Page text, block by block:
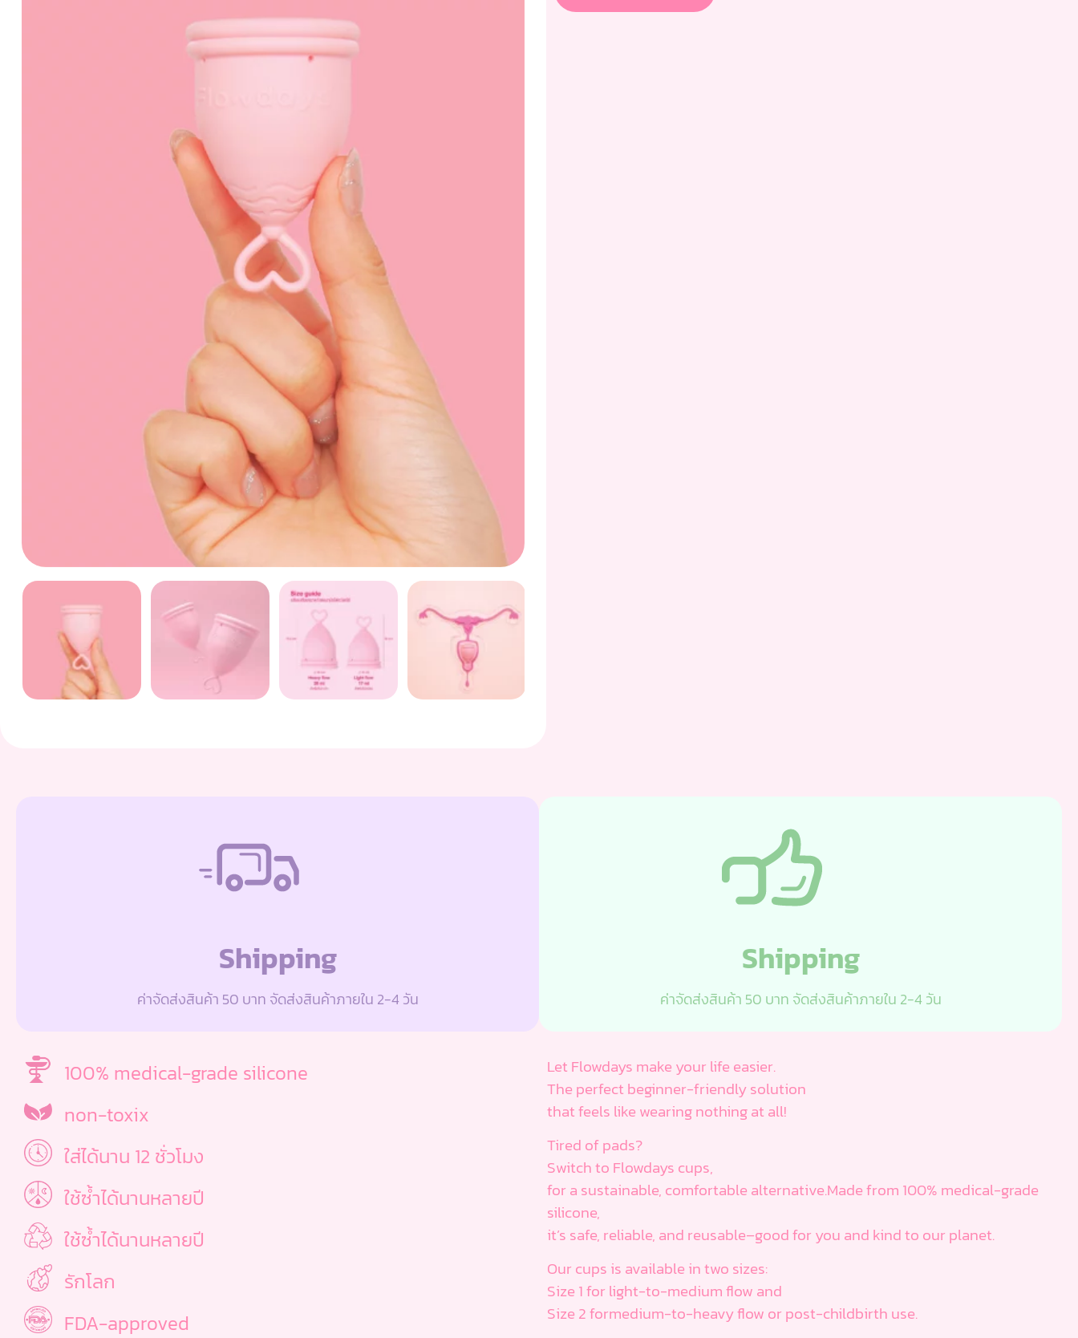
Shipping
ค่าจัดส่งสินค้า 50 บาท จัดส่งสินค้าภายใน 2-4 วัน
Shipping
ค่าจัดส่งสินค้า 50 บาท จัดส่งสินค้าภายใน 2-4 วัน
100% medical-grade silicone
non-toxix
ใส่ได้นาน 12 ชั่วโมง
ใช้ซ้ำได้นานหลายปี
ใช้ซ้ำได้นานหลายปี
รักโลก
FDA-approved
Let Flowdays make your life easier.
The perfect beginner-friendly solution
that feels like wearing nothing at all!
Tired of pads?
Switch to Flowdays cups,
for a sustainable, comfortable alternative.Made from 100% medical-grade
silicone,
it’s safe, reliable, and reusable–good for you and kind to our planet.
Our cups is available in two sizes:
Size 1 for light-to-medium flow and
Size 2 formedium-to-heavy flow or post-childbirth use.